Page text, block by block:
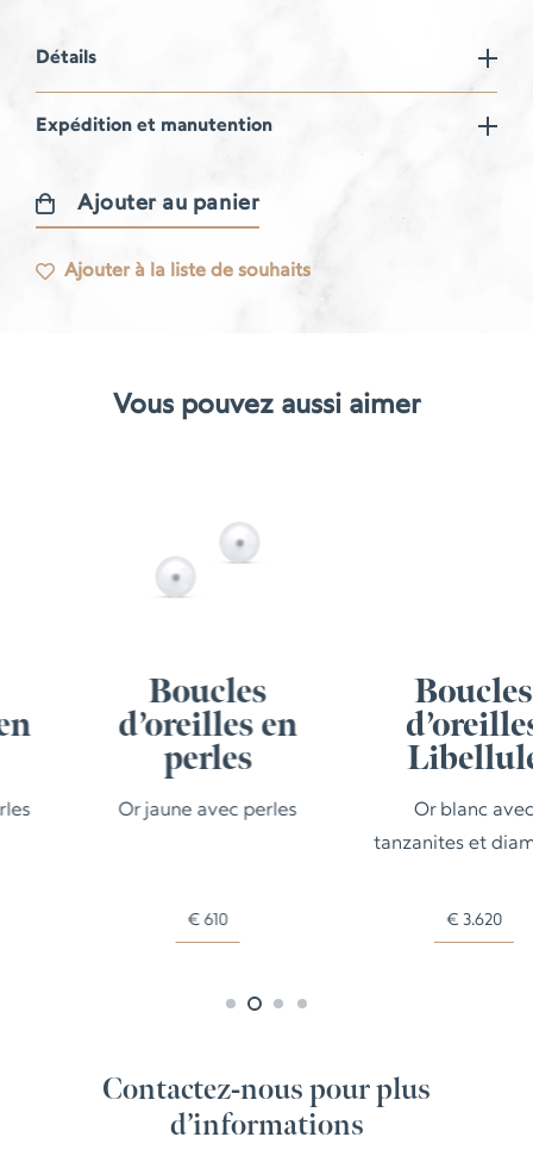
Détails
Expédition et manutention
quantité
de
Ajouter au panier
Ajouter à la liste de souhaits
Vous pouvez aussi aimer
Boucles
d’oreilles en
perles
Or jaune avec perles
Boucles
d’oreilles
Libellule
Or blanc avec
tanzanites et diamants
Contactez-nous pour plus
d’informations